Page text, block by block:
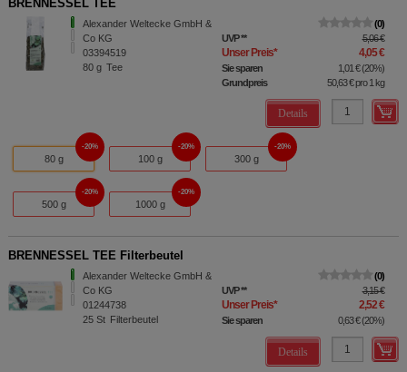
BRENNESSEL TEE
Alexander Weltecke GmbH &
Co KG
03394519
80 g Tee
0
UVP** 5,06 €
Unser Preis* 4,05 €
Sie sparen 1,01 €(20%)
Grundpreis
50,63 €pro 1 kg
Details
80 g
20%
100 g
20%
300 g
20%
500 g
20%
1000 g
20%
BRENNESSEL TEE Filterbeutel
Alexander Weltecke GmbH &
Co KG
01244738
25 St Filterbeutel
0
UVP** 3,15 €
Unser Preis* 2,52 €
Sie sparen 0,63 €(20%)
Details